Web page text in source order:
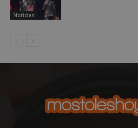
Noticias
VISITOR_PRIVACY_METADATA